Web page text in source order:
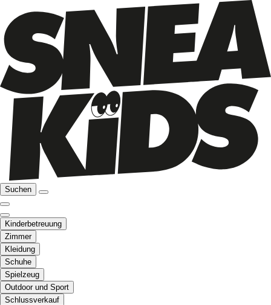
Suchen
Kinderbetreuung
Zimmer
Kleidung
Schuhe
Spielzeug
Outdoor und Sport
Schlussverkauf